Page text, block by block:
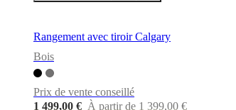
Rangement avec tiroir Calgary
Bois
Prix de vente conseillé
1 499,00 € À partir de 1 399,00 €